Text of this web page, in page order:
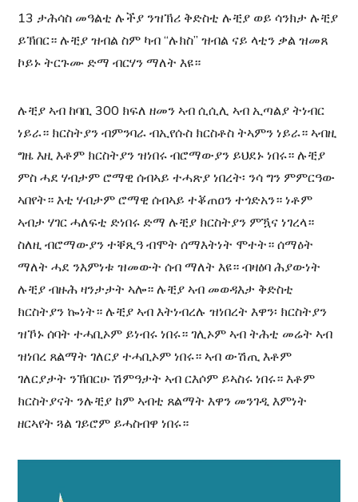
13 ታሕሳስ መዓልቲ ሉችያ ንዝኽሪ ቅድስቲ ሉቺያ ወይ ሳንክታ ሉቺያ
ይኽበር። ሉቺያ ዝብል ስም ካብ “ሉክስ” ዝብል ናይ ላቲን ቃል ዝመጸ
ኮይኑ ትርጉሙ ድማ ብርሃን ማለት እዩ።
ሉቺያ ኣብ ከባቢ 300 ክፍለ ዘመን ኣብ ሲሲሊ ኣብ ኢጣልያ ትነብር
ነይራ። ክርስትያን ብምንባራ ብኢየሱስ ክርስቶስ ትኣምን ነይራ። ኣብዚ
ግዜ እዚ እቶም ክርስትያን ዝነበሩ ብሮማውያን ይህደኑ ነበሩ። ሉቺያ
ምስ ሓደ ሃብታም ሮማዊ ሰብኣይ ተሓጽያ ነበረት፡ ንሳ ግን ምምርዓው
ኣበየት። እቲ ሃብታም ሮማዊ ሰብኣይ ተቖጠዐን ተጎድአን። ነቶም
ኣብታ ሃገር ሓለፍቲ ድነበሩ ድማ ሉቺያ ክርስትያን ምዃና ነገረላ።
ስለዚ ብሮማውያን ተቐጺዓ ብሞት ሰማእትነት ሞተት። ሰማዕት
ማለት ሓደ ንእምነቱ ዝመውት ሰብ ማለት እዩ። ብዛዕባ ሕያውነት
ሉቺያ ብዙሕ ዛንታታት ኣሎ። ሉቺያ ኣብ መወዳእታ ቅድስቲ
ክርስትያን ኰነት። ሉቺያ ኣብ እትነብረሉ ዝነበረት እዋን፡ ክርስትያን
ዝኾኑ ሰባት ተሓቢኦም ይነብሩ ነበሩ። ገሊኦም ኣብ ትሕቲ መሬት ኣብ
ዝነበረ ጸልማት ገለርያ ተሓቢኦም ነበሩ። ኣብ ውሽጢ እቶም
ገለርያታት ንኽበርሁ ሽምዓታት ኣብ ርእሶም ይኣስሩ ነበሩ። እቶም
ክርስትያናት ንሉቺያ ከም ኣብቲ ጸልማት እዋን መንገዲ እምነት
ዘርኣየት ጓል ገይሮም ይሓስብዋ ነበሩ።